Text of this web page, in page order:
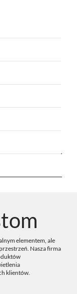
elementem, ale
Nasza firma
klientów.